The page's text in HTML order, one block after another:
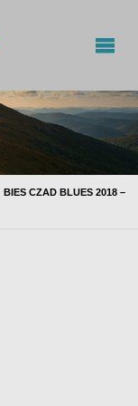
BIES CZAD BLUES 2018 –